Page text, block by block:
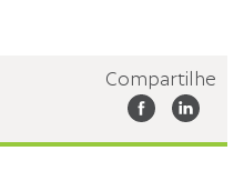
Compartilhe